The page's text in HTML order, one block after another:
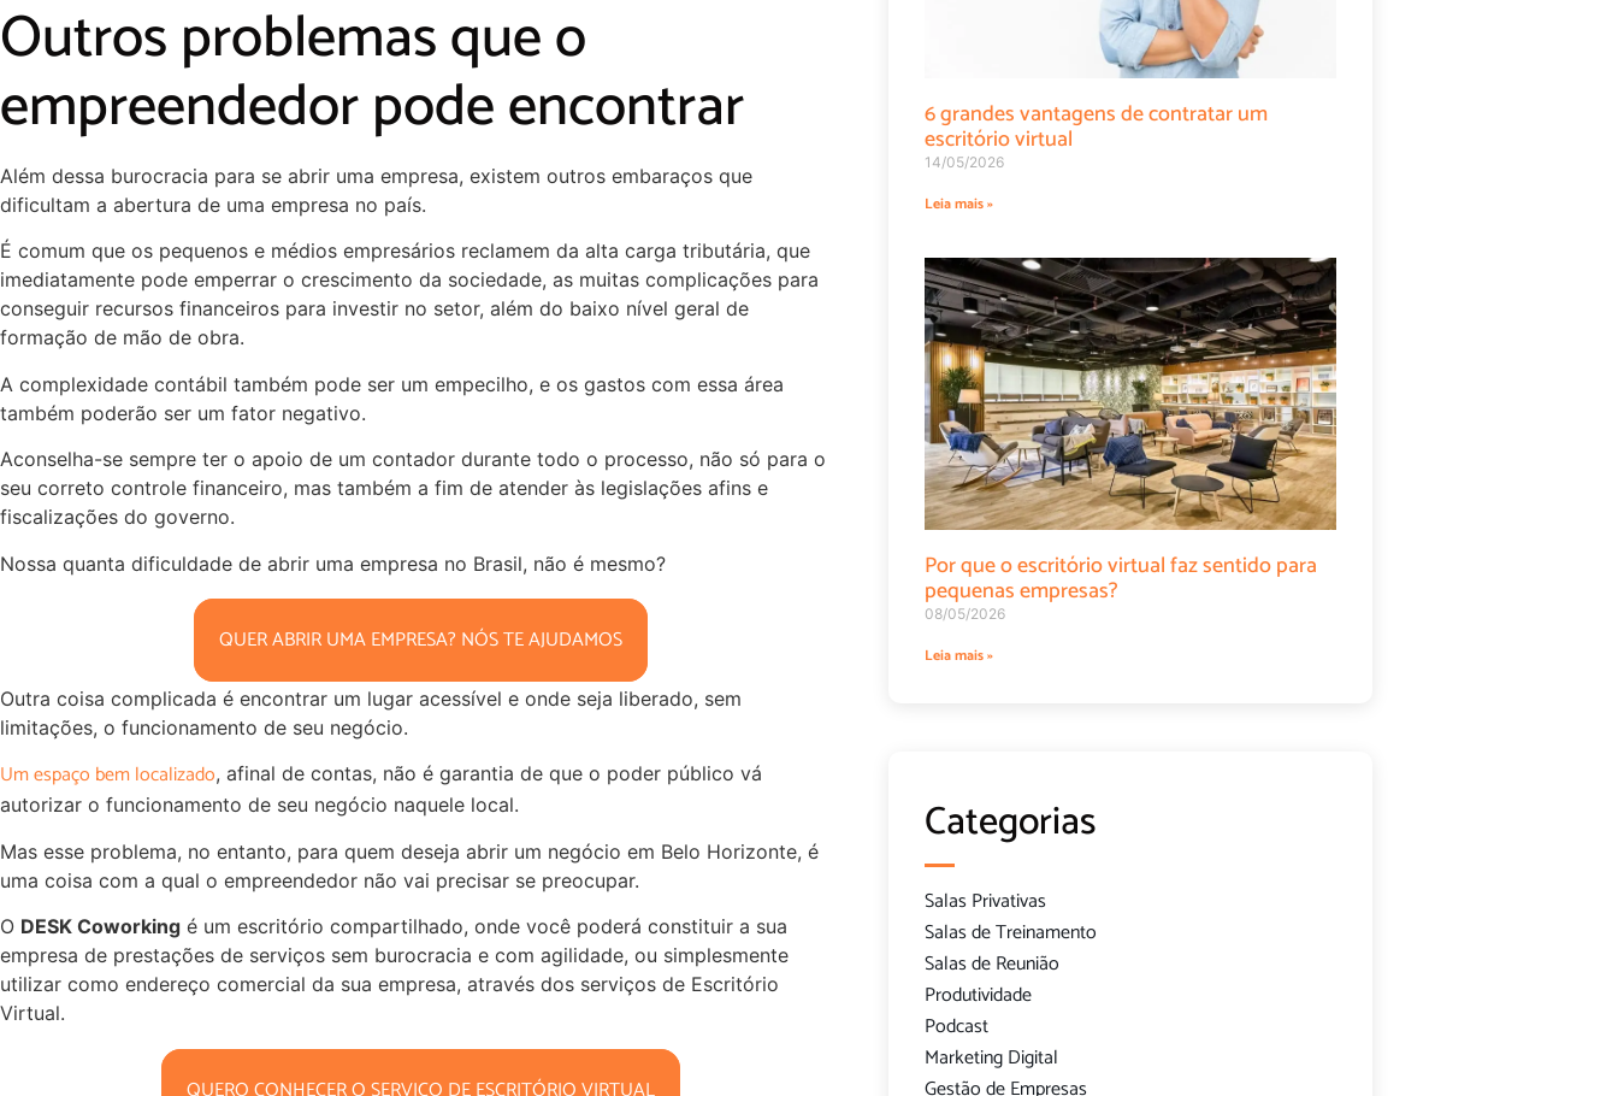
Outros problemas que o
empreendedor pode encontrar
Além dessa burocracia para se abrir uma empresa, existem outros embaraços que
dificultam a abertura de uma empresa no país.
É comum que os pequenos e médios empresários reclamem da alta carga tributária, que
imediatamente pode emperrar o crescimento da sociedade, as muitas complicações para
conseguir recursos financeiros para investir no setor, além do baixo nível geral de
formação de mão de obra.
A complexidade contábil também pode ser um empecilho, e os gastos com essa área
também poderão ser um fator negativo.
Aconselha-se sempre ter o apoio de um contador durante todo o processo, não só para o
seu correto controle financeiro, mas também a fim de atender às legislações afins e
fiscalizações do governo.
Nossa quanta dificuldade de abrir uma empresa no Brasil, não é mesmo?
QUER ABRIR UMA EMPRESA? NÓS TE AJUDAMOS
Outra coisa complicada é encontrar um lugar acessível e onde seja liberado, sem
limitações, o funcionamento de seu negócio.
Um espaço bem localizado, afinal de contas, não é garantia de que o poder público vá
autorizar o funcionamento de seu negócio naquele local.
Mas esse problema, no entanto, para quem deseja abrir um negócio em Belo Horizonte, é
uma coisa com a qual o empreendedor não vai precisar se preocupar.
O DESK Coworking é um escritório compartilhado, onde você poderá constituir a sua
empresa de prestações de serviços sem burocracia e com agilidade, ou simplesmente
utilizar como endereço comercial da sua empresa, através dos serviços de Escritório
Virtual.
6 grandes vantagens de contratar um
escritório virtual
14/05/2026
Leia mais »
Por que o escritório virtual faz sentido para
pequenas empresas?
08/05/2026
Leia mais »
Categorias
Salas Privativas
Salas de Treinamento
Salas de Reunião
Produtividade
Podcast
Marketing Digital
Gestão de Empresas